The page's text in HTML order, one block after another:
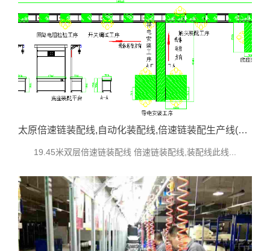
太原倍速链装配线,自动化装配线,倍速链装配生产线(隔离开关生产线)
19.45米双层倍速链装配线 倍速链装配线,装配线此线...